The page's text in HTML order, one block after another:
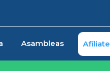
Asambleas Afíliate